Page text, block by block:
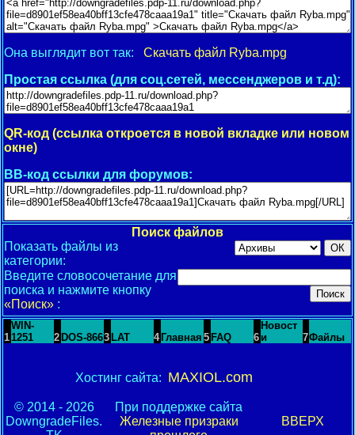
Она выглядит вот так: Скачать файл Ryba.mpg
Простая ссылка (для соц.сетей, мессенджеров и т.д):
QR-код (ссылка откроется в новой вкладке или новом
окне)
BB-код ссылки для форумов:
Поиск файлов
Показать файлы из
категории:
Введите словосочетание для
поиска и нажмите кнопку
«Поиск» :
1
WIN-
1251
2 DOS-8663 LAT 4 Главная 5 FAQ 6
Новост
и
7Файлы
Хостинг сайта: MAXIOL.com
© 2014 - 2026
DowngradeFiles.
При поддержке сайта
Железные призраки
ВВЕРХ